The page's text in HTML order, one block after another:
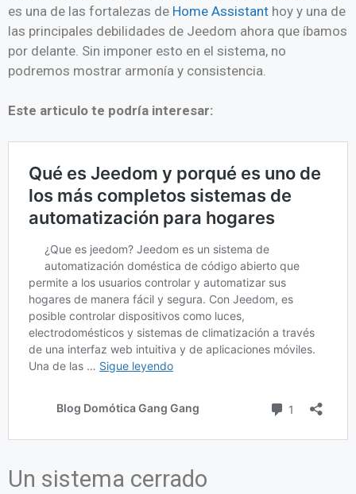
es una de las fortalezas de Home Assistant hoy y una de
las principales debilidades de Jeedom ahora que íbamos
por delante. Sin imponer esto en el sistema, no
podremos mostrar armonía y consistencia.
Este articulo te podría interesar:
Un sistema cerrado